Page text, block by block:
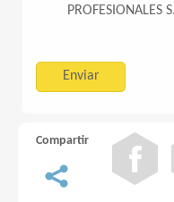
Compartir